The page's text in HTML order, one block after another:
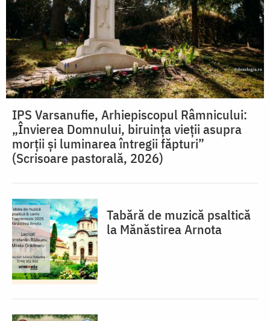
IPS Varsanufie, Arhiepiscopul Râmnicului:
„Învierea Domnului, biruința vieții asupra
morții și luminarea întregii făpturi”
(Scrisoare pastorală, 2026)
Tabără de muzică psaltică
la Mănăstirea Arnota